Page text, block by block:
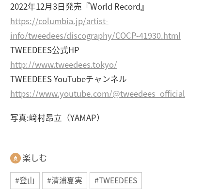
2022年12月3日発売『World Record』
https://columbia.jp/artist-
info/tweedees/discography/COCP-41930.html
TWEEDEES公式HP
http://www.tweedees.tokyo/
TWEEDEES YouTubeチャンネル
https://www.youtube.com/@tweedees_official
写真:﨑村昂立（YAMAP）
楽しむ
#登山 #清浦夏実 #TWEEDEES